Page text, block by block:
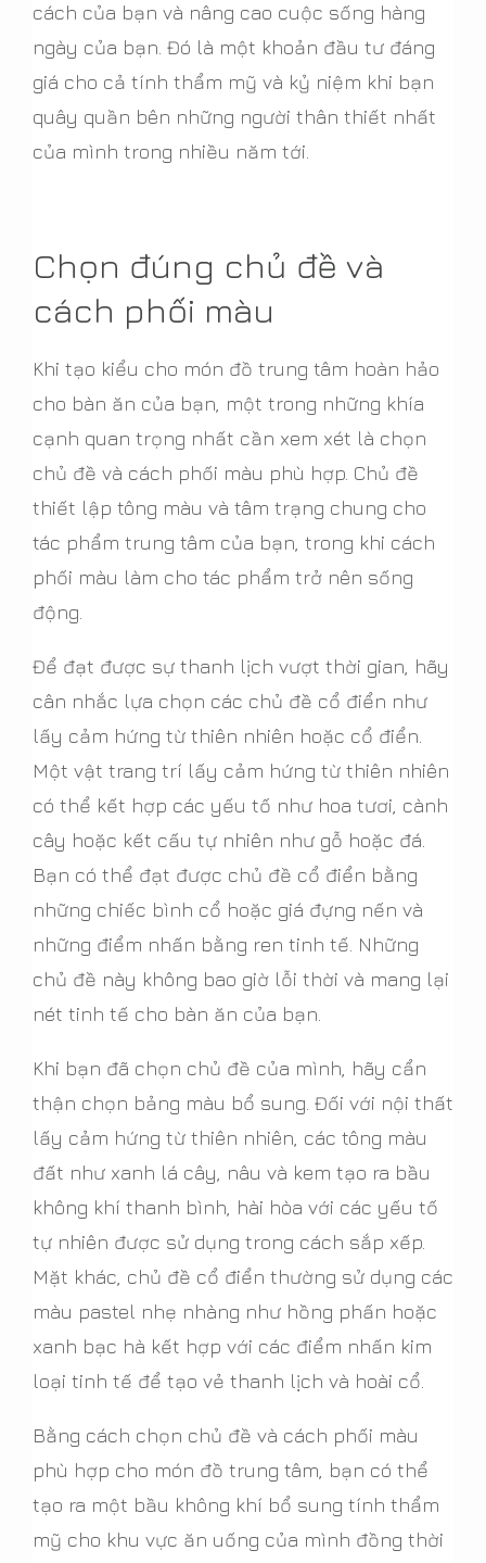
cách của bạn và nâng cao cuộc sống hàng
ngày của bạn. Đó là một khoản đầu tư đáng
giá cho cả tính thẩm mỹ và kỷ niệm khi bạn
quây quần bên những người thân thiết nhất
của mình trong nhiều năm tới.
Chọn đúng chủ đề và
cách phối màu
Khi tạo kiểu cho món đồ trung tâm hoàn hảo
cho bàn ăn của bạn, một trong những khía
cạnh quan trọng nhất cần xem xét là chọn
chủ đề và cách phối màu phù hợp. Chủ đề
thiết lập tông màu và tâm trạng chung cho
tác phẩm trung tâm của bạn, trong khi cách
phối màu làm cho tác phẩm trở nên sống
động.
Để đạt được sự thanh lịch vượt thời gian, hãy
cân nhắc lựa chọn các chủ đề cổ điển như
lấy cảm hứng từ thiên nhiên hoặc cổ điển.
Một vật trang trí lấy cảm hứng từ thiên nhiên
có thể kết hợp các yếu tố như hoa tươi, cành
cây hoặc kết cấu tự nhiên như gỗ hoặc đá.
Bạn có thể đạt được chủ đề cổ điển bằng
những chiếc bình cổ hoặc giá đựng nến và
những điểm nhấn bằng ren tinh tế. Những
chủ đề này không bao giờ lỗi thời và mang lại
nét tinh tế cho bàn ăn của bạn.
Khi bạn đã chọn chủ đề của mình, hãy cẩn
thận chọn bảng màu bổ sung. Đối với nội thất
lấy cảm hứng từ thiên nhiên, các tông màu
đất như xanh lá cây, nâu và kem tạo ra bầu
không khí thanh bình, hài hòa với các yếu tố
tự nhiên được sử dụng trong cách sắp xếp.
Mặt khác, chủ đề cổ điển thường sử dụng các
màu pastel nhẹ nhàng như hồng phấn hoặc
xanh bạc hà kết hợp với các điểm nhấn kim
loại tinh tế để tạo vẻ thanh lịch và hoài cổ.
Bằng cách chọn chủ đề và cách phối màu
phù hợp cho món đồ trung tâm, bạn có thể
tạo ra một bầu không khí bổ sung tính thẩm
mỹ cho khu vực ăn uống của mình đồng thời